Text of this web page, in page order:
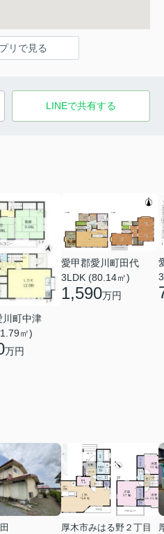
リで見る
LINEで共有する
川町中津
㎡)
万円
愛甲郡愛川町田代
3LDK (80.14㎡)
1,590万円
厚木市みはる野２丁目